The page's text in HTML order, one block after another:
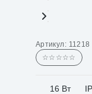
Артикул: 11218
☆☆☆☆☆
16 Вт